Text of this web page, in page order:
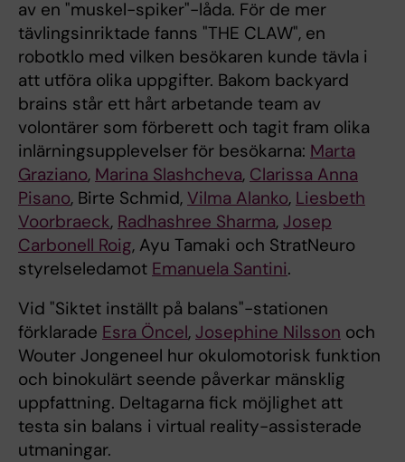
av en "muskel-spiker"-låda. För de mer
tävlingsinriktade fanns "THE CLAW", en
robotklo med vilken besökaren kunde tävla i
att utföra olika uppgifter. Bakom backyard
brains står ett hårt arbetande team av
volontärer som förberett och tagit fram olika
inlärningsupplevelser för besökarna: Marta
Graziano, Marina Slashcheva, Clarissa Anna
Pisano, Birte Schmid, Vilma Alanko, Liesbeth
Voorbraeck, Radhashree Sharma, Josep
Carbonell Roig, Ayu Tamaki och StratNeuro
styrelseledamot Emanuela Santini.
Vid "Siktet inställt på balans"-stationen
förklarade Esra Öncel, Josephine Nilsson och
Wouter Jongeneel hur okulomotorisk funktion
och binokulärt seende påverkar mänsklig
uppfattning. Deltagarna fick möjlighet att
testa sin balans i virtual reality-assisterade
utmaningar.